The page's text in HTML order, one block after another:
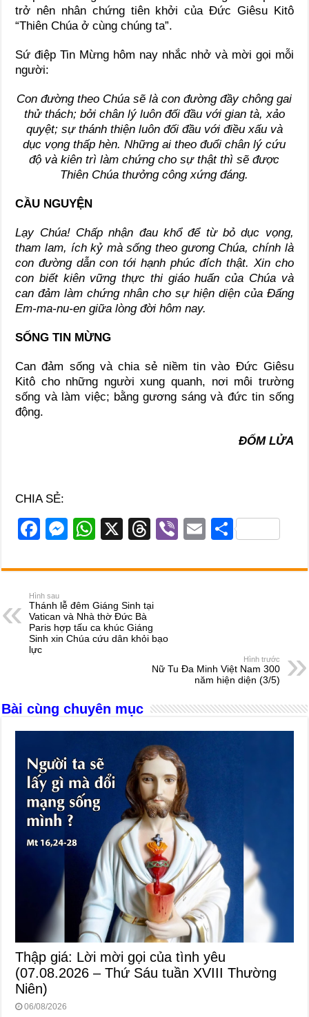
trở nên nhân chứng tiên khởi của Đức Giêsu Kitô
“Thiên Chúa ở cùng chúng ta”.
Sứ điệp Tin Mừng hôm nay nhắc nhở và mời gọi mỗi
người:
Con đường theo Chúa sẽ là con đường đầy chông gai
thử thách; bởi chân lý luôn đối đầu với gian tà, xảo
quyệt; sự thánh thiện luôn đối đầu với điều xấu và
dục vọng thấp hèn. Những ai theo đuổi chân lý cứu
độ và kiên trì làm chứng cho sự thật thì sẽ được
Thiên Chúa thưởng công xứng đáng.
CẦU NGUYỆN
Lạy Chúa! Chấp nhận đau khổ để từ bỏ dục vọng,
tham lam, ích kỷ mà sống theo gương Chúa, chính là
con đường dẫn con tới hạnh phúc đích thật. Xin cho
con biết kiên vững thực thi giáo huấn của Chúa và
can đảm làm chứng nhân cho sự hiện diện của Đấng
Em-ma-nu-en giữa lòng đời hôm nay.
SỐNG TIN MỪNG
Can đảm sống và chia sẻ niềm tin vào Đức Giêsu
Kitô cho những người xung quanh, nơi môi trường
sống và làm việc; bằng gương sáng và đức tin sống
động.
ĐỐM LỬA
CHIA SẺ:
F
c
e
b
o
o
M
ss
n
g
W
at
A
p
X
T
e
d
s
Vi
er
E
ail
S
ar
Hình sau
Thánh lễ đêm Giáng Sinh tại
Vatican và Nhà thờ Đức Bà
Paris hợp tấu ca khúc Giáng
Sinh xin Chúa cứu dân khỏi bạo
lực
Hình trước
Nữ Tu Đa Minh Việt Nam 300
năm hiện diện (3/5)
Bài cùng chuyên mục
Thập giá: Lời mời gọi của tình yêu
(07.08.2026 – Thứ Sáu tuần XVIII Thường
Niên)
06/08/2026